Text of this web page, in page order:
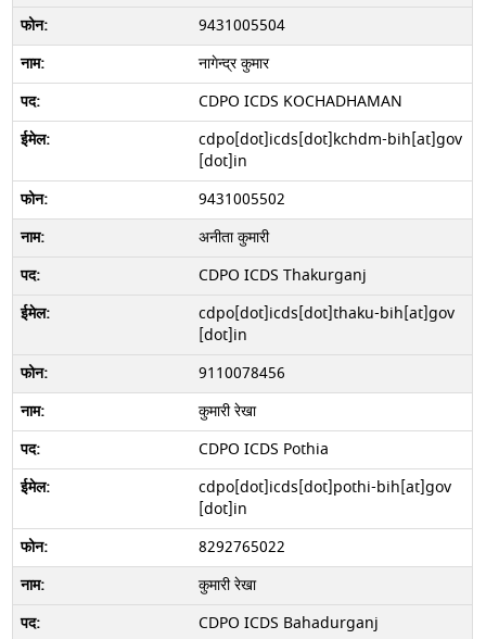
9431005504
नागेन्द्र कुमार
CDPO ICDS KOCHADHAMAN
cdpo[dot]icds[dot]kchdm-bih[at]gov
[dot]in
9431005502
अनीता कुमारी
CDPO ICDS Thakurganj
cdpo[dot]icds[dot]thaku-bih[at]gov
[dot]in
9110078456
कुमारी रेखा
CDPO ICDS Pothia
cdpo[dot]icds[dot]pothi-bih[at]gov
[dot]in
8292765022
कुमारी रेखा
CDPO ICDS Bahadurganj